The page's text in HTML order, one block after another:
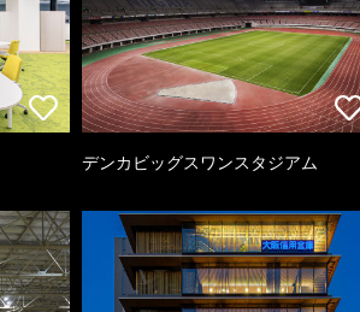
デンカビッグスワンスタジアム